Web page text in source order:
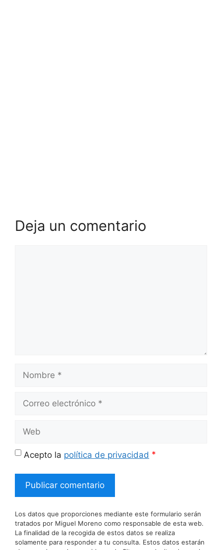
Deja un comentario
Nombre
Correo
Web
Acepto la política de privacidad *
Los datos que proporciones mediante este formulario serán
tratados por Miguel Moreno como responsable de esta web.
La finalidad de la recogida de estos datos se realiza
solamente para responder a tu consulta. Estos datos estarán